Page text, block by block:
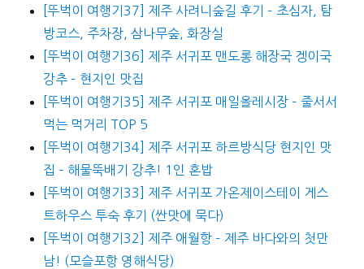
[뚜벅이 여행기37] 제주 사려니숲길 후기 – 초심자, 탐
방코스, 주차장, 삼나무숲, 화장실
[뚜벅이 여행기36] 제주 서귀포 맨도롱 해장국 겡이국
강추 – 현지인 맛집
[뚜벅이 여행기35] 제주 서귀포 매일올레시장 – 줄서서
먹는 먹거리 TOP 5
[뚜벅이 여행기34] 제주 서귀포 하르방식당 현지인 맛
집 – 해물뚝배기 강추! 1인 혼밥
[뚜벅이 여행기33] 제주 서귀포 가온제이스테이 게스
트하우스 투숙 후기 (싼맛에 묵다)
[뚜벅이 여행기32] 제주 애월항 – 제주 바다와의 첫만
남! (모슬포항 영해식당)